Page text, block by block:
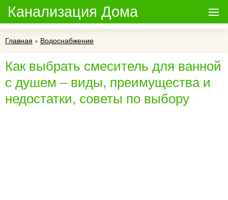
Канализация Дома
Главная › Водоснабжение
Как выбрать смеситель для ванной
с душем – виды, преимущества и
недостатки, советы по выбору